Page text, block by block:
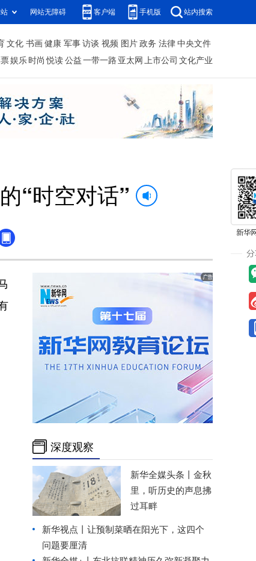
网站无障碍 客户端 手机版 站内搜索
文化 书画 健康 军事 访谈 视频 图片 政务 法律 中央文件
娱乐 时尚 悦读 公益 一带一路 亚太网 上市公司 文化产业
“时空对话”
深度观察
新华全媒头条丨 金秋
里，听历史的声息拂
过耳畔
新华视点丨 让预制菜晒在阳光下，这四个
问题要厘清